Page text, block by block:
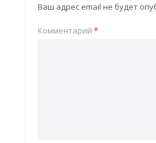
Ваш адрес email не будет
Комментарий *